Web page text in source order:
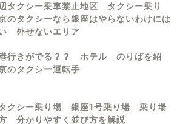
タクシー乗車禁止地区 タクシー乗り
タクシーなら銀座はやらないわけには
外せないエリア
行きがでる？？ ホテル のりばを紹
のタクシー運転手
クシー乗り場 銀座1号乗り場 乗り場
分かりやすく並び方を解説